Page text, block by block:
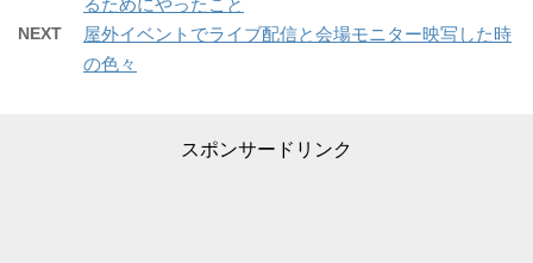
NEXT
屋外イベントでライブ配信と会場モニター映写した時
の色々
スポンサードリンク